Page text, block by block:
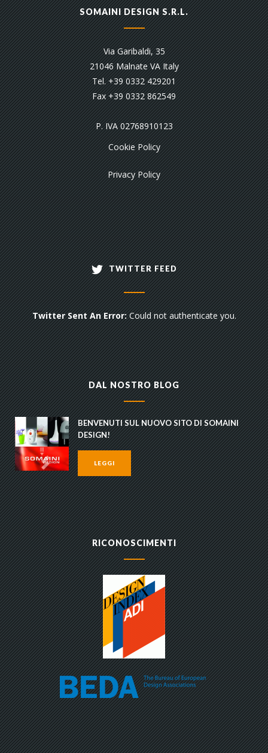
SOMAINI DESIGN S.R.L.
Via Garibaldi, 35
21046 Malnate VA Italy
Tel. +39 0332 429201
Fax +39 0332 862549
P. IVA 02768910123
Cookie Policy
Privacy Policy
TWITTER FEED
Twitter Sent An Error:Could not authenticate you.
DAL NOSTRO BLOG
BENVENUTI SUL NUOVO SITO DI SOMAINI
DESIGN!
LEGGI
RICONOSCIMENTI